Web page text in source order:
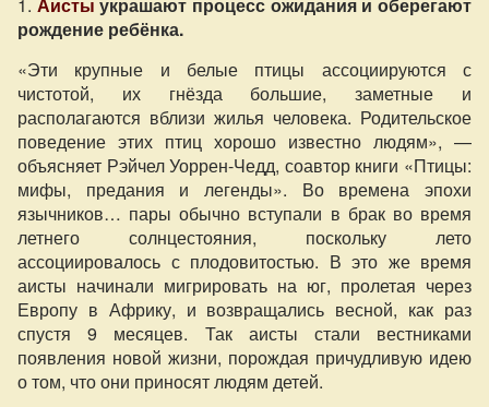
рождение ребёнка.
«Эти крупные и белые птицы ассоциируются с
чистотой, их гнёзда большие, заметные и
располагаются вблизи жилья человека. Родительское
поведение этих птиц хорошо известно людям», —
объясняет Рэйчел Уоррен-Чедд, соавтор книги «Птицы:
мифы, предания и легенды». Во времена эпохи
язычников… пары обычно вступали в брак во время
летнего солнцестояния, поскольку лето
ассоциировалось с плодовитостью. В это же время
аисты начинали мигрировать на юг, пролетая через
Европу в Африку, и возвращались весной, как раз
спустя 9 месяцев. Так аисты стали вестниками
появления новой жизни, порождая причудливую идею
о том, что они приносят людям детей.